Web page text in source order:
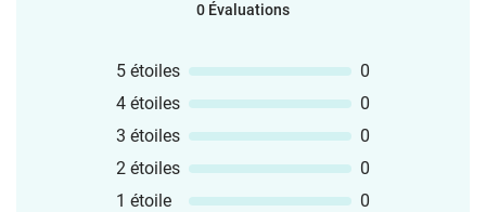
0 Évaluations
5 étoiles
0
4 étoiles
0
3 étoiles
0
2 étoiles
0
1 étoile
0